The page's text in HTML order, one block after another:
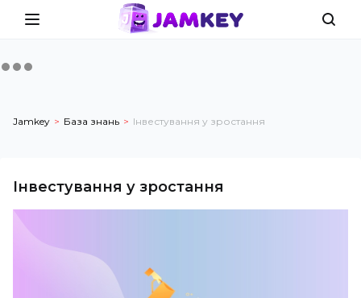
Jamkey База знань Інвестування у зростання
Інвестування у зростання